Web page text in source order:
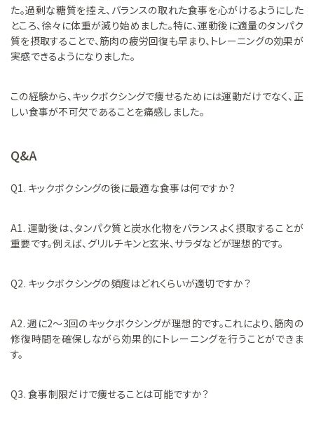
た。過剰な糖質を控え、バランスの取れた食事を心がけるようにした
ところ、徐々に体重が減り始めました。特に、運動後に適量のタンパク
質を摂取することで、筋肉の疲労回復も早まり、トレーニングの効果が
実感できるようになりました。
この経験から、キックボクシングで痩せるためには運動だけでなく、正
しい食事が不可欠であることを痛感しました。
Q&A
Q1. キックボクシングの後に最適な食事は何ですか？
A1. 運動後は、タンパク質と炭水化物をバランスよく摂取することが
重要です。例えば、グリルチキンと玄米、サラダなどが理想的です。
Q2. キックボクシングの頻度はどれくらいが適切ですか？
A2. 週に2〜3回のキックボクシングが理想的です。これにより、筋肉の
修復時間を確保しながら効果的にトレーニングを行うことができま
す。
Q3. 食事制限だけで痩せることは可能ですか？